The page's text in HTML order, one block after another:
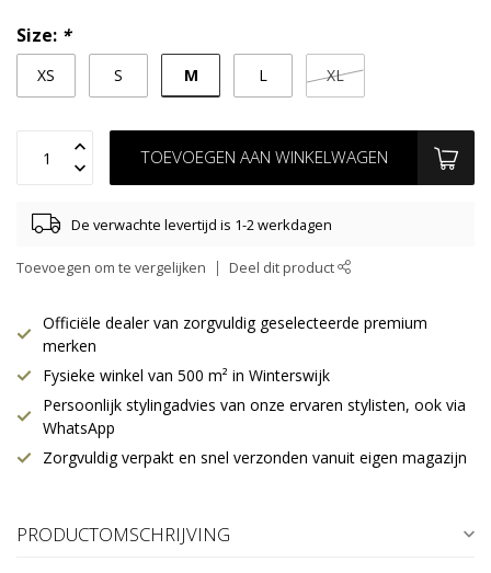
Size: *
XS S M L XL
TOEVOEGEN AAN WINKELWAGEN
De verwachte levertijd is 1-2 werkdagen
Toevoegen om te vergelijken Deel dit product
Officiële dealer van zorgvuldig geselecteerde premium
merken
Fysieke winkel van 500 m² in Winterswijk
Persoonlijk stylingadvies van onze ervaren stylisten, ook via
WhatsApp
Zorgvuldig verpakt en snel verzonden vanuit eigen magazijn
PRODUCTOMSCHRIJVING